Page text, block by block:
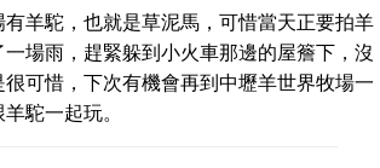
羊駝，也就是草泥馬，可惜當天正要拍羊
場雨，趕緊躲到小火車那邊的屋簷下，沒
可惜，下次有機會再到中壢羊世界牧場一
駝一起玩。